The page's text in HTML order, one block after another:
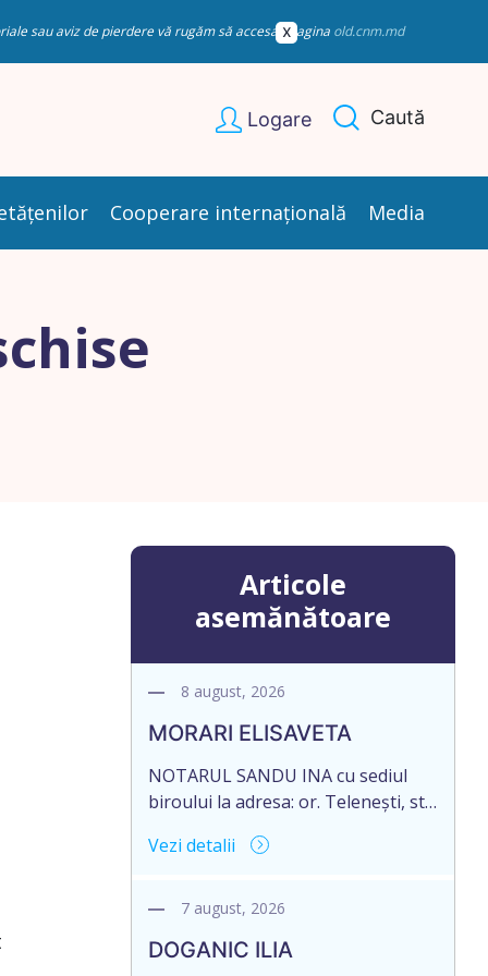
sau aviz de pierdere vă rugăm să accesați pagina old.cnm.md
Logare Caută
Cooperare internațională Media
Articole
asemănătoare
8 august, 2026
MORARI ELISAVETA
NOTARUL SANDU INA cu sediul
biroului la adresa: or. Telenești, str.
anunță despre deschiderea
decesului cet. MORARI ELISAVETA,
personal 2005035073658, decedat/
Vezi detalii
7 august, 2026
DOGANIC ILIA